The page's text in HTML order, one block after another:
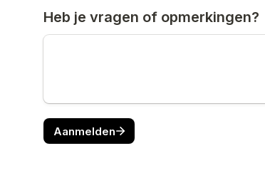
Heb je vragen of opmerkingen?
Aanmelden